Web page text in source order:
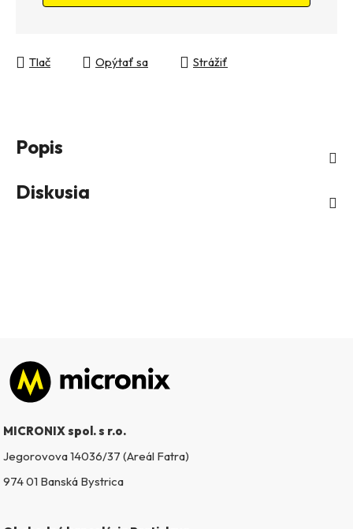
Tlač Opýtať sa Strážiť
Popis
Diskusia
Zápätie
MICRONIX spol. s r.o.
Jegorovova 14036/37 (Areál Fatra)
974 01 Banská Bystrica